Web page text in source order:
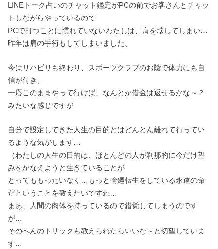
LINEトーク占いのチャット鑑定がPCの前でお客さんとチャッ
トしながらやっているので
PCで打つことに慣れていないわたしは、肩を壊してしまい…
昨年は肩の手術もしてしまいました。
今はリハビリも終わり、スポーツクラブのお陰で体力にも自
信が付き、
一応このままやって行けば、なんとか借金は返せるかな～？
みたいな感じですが
自分で設定してきた人生の目的とはどんどん離れて行ってい
るような気がします…
（わたしの人生の目的は、ほとんどの人が刹那的に今だけ望
みをかなえようと生きていることが
とってももったいなく…もっと輪廻転生をしている永遠の命
だということを教えたいですね…
まあ、人間の肉体を持っているので錯覚してしまうのです
が…
そのへんのトリックも教えられたらいいな～と切望していま
す…